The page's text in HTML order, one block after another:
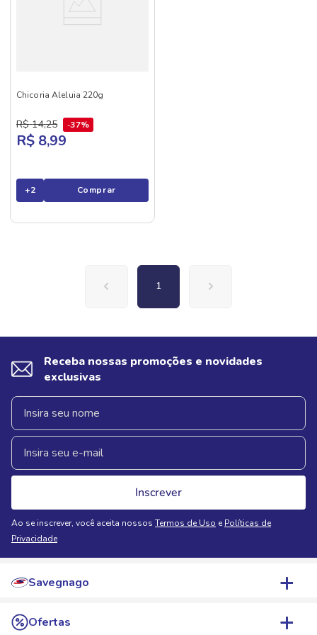
Chicoria Aleluia 220g
R$ 14,25 37%
R$ 8,99
+2 Comprar
1
Receba nossas promoções e novidades
exclusivas
Inscrever
Ao se inscrever, você aceita nossos Termos de Uso e Políticas de
Privacidade
Savegnago
Quem Somos
Ofertas